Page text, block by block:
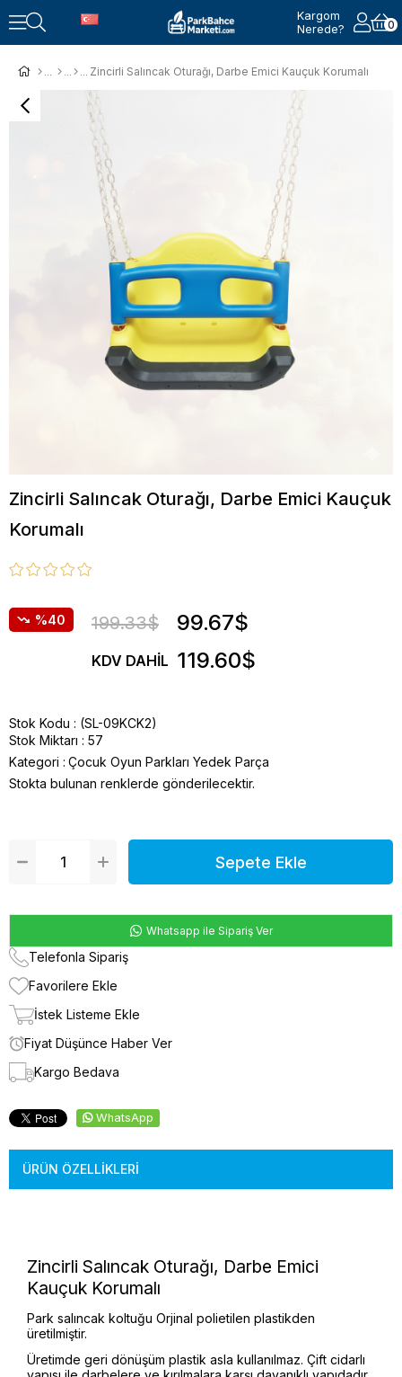
0
Kargom
Nerede?
Zincirli Salıncak Oturağı, Darbe Emici Kauçuk Korumalı
Zincirli Salıncak Oturağı, Darbe Emici Kauçuk
Korumalı
40 199.33$ 99.67$
KDV DAHIL 119.60$
Stok Kodu
(SL-09KCK2)
Stok Miktarı : 57
Kategori : Çocuk Oyun Parkları Yedek Parça
Stokta bulunan renklerde gönderilecektir.
Whatsapp ile Sipariş Ver
Telefonla Sipariş
Favorilere Ekle
İstek Listeme Ekle
Fiyat Düşünce Haber Ver
Kargo Bedava
WhatsApp
ÜRÜN ÖZELLIKLERI
Zincirli Salıncak Oturağı, Darbe Emici
Kauçuk Korumalı
Park salıncak koltuğu Orjinal polietilen plastikden
üretilmiştir.
Üretimde geri dönüşüm plastik asla kullanılmaz. Çift cidarlı